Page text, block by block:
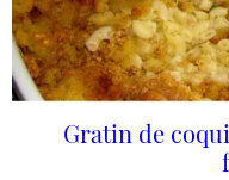
Gratin de